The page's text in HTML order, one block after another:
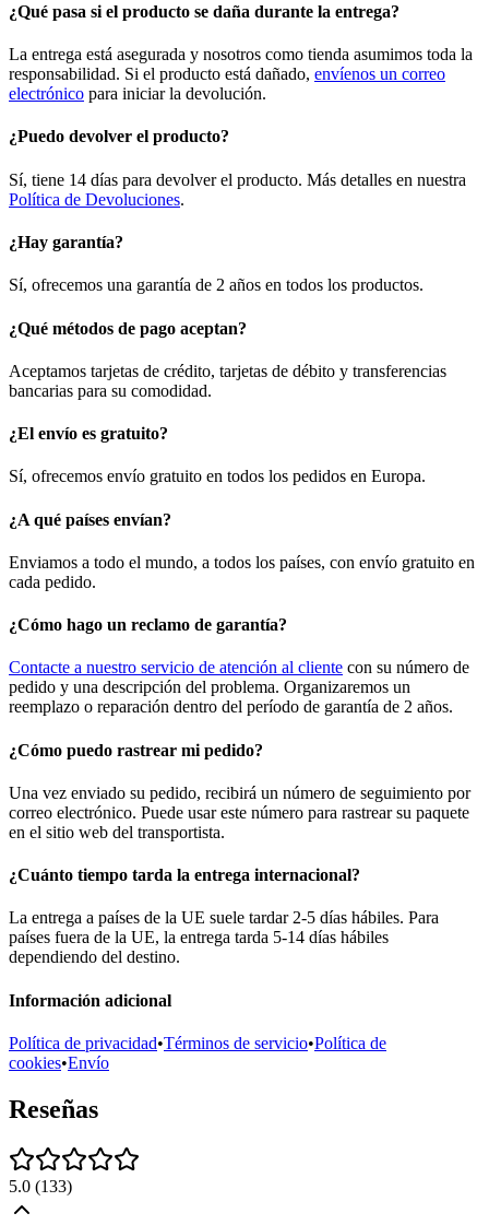
¿Qué pasa si el producto se daña durante la entrega?
La entrega está asegurada y nosotros como tienda asumimos toda la
responsabilidad. Si el producto está dañado, envíenos un correo
electrónico para iniciar la devolución.
¿Puedo devolver el producto?
Sí, tiene 14 días para devolver el producto. Más detalles en nuestra
Política de Devoluciones.
¿Hay garantía?
Sí, ofrecemos una garantía de 2 años en todos los productos.
¿Qué métodos de pago aceptan?
Aceptamos tarjetas de crédito, tarjetas de débito y transferencias
bancarias para su comodidad.
¿El envío es gratuito?
Sí, ofrecemos envío gratuito en todos los pedidos en Europa.
¿A qué países envían?
Enviamos a todo el mundo, a todos los países, con envío gratuito en
cada pedido.
¿Cómo hago un reclamo de garantía?
Contacte a nuestro servicio de atención al cliente con su número de
pedido y una descripción del problema. Organizaremos un
reemplazo o reparación dentro del período de garantía de 2 años.
¿Cómo puedo rastrear mi pedido?
Una vez enviado su pedido, recibirá un número de seguimiento por
correo electrónico. Puede usar este número para rastrear su paquete
en el sitio web del transportista.
¿Cuánto tiempo tarda la entrega internacional?
La entrega a países de la UE suele tardar 2-5 días hábiles. Para
países fuera de la UE, la entrega tarda 5-14 días hábiles
dependiendo del destino.
Información adicional
Política de privacidad•Términos de servicio•Política de
cookies•Envío
Reseñas
5.0 (133)